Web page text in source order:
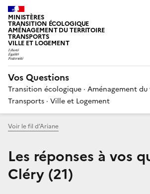
MINISTÈRES
TRANSITION ÉCOLOGIQUE
AMÉNAGEMENT DU TERRITOIRE
TRANSPORTS
VILLE ET LOGEMENT
Vos Questions
Transition écologique · Aménagement
Transports · Ville et Logement
Voir le fil d’Ariane
Les réponses à vos
Cléry (21)